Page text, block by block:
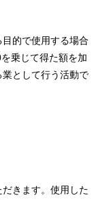
的で使用する場合
乗じて得た額を加
として行う活動で
きます。使用した